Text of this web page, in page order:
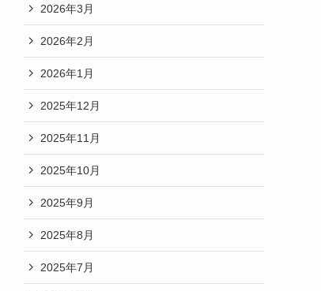
2026年3月
2026年2月
2026年1月
2025年12月
2025年11月
2025年10月
2025年9月
2025年8月
2025年7月